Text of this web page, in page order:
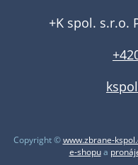
+K spol. s.r.o.
Copyright ©www.zbrane-
e-shopua